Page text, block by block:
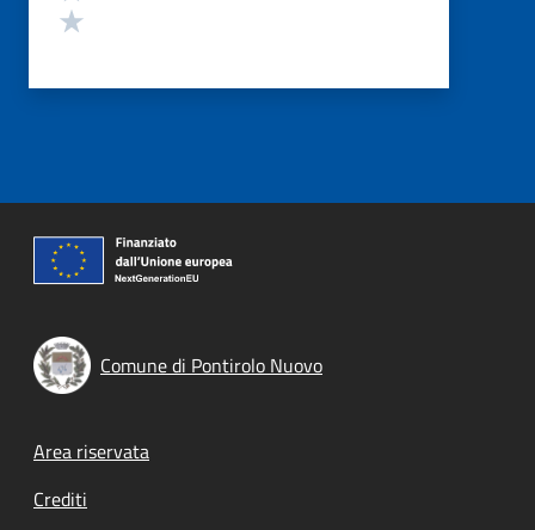
Comune di Pontirolo Nuovo
Footer menu
Area riservata
Crediti